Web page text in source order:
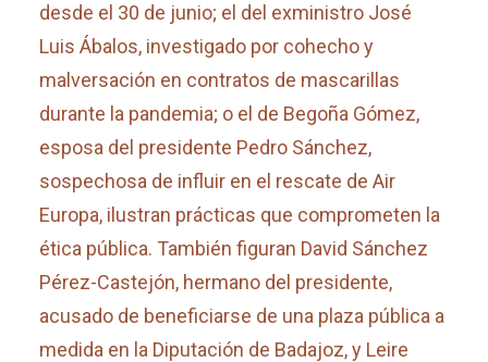
desde el 30 de junio; el del exministro José
Luis Ábalos, investigado por cohecho y
malversación en contratos de mascarillas
durante la pandemia; o el de Begoña Gómez,
esposa del presidente Pedro Sánchez,
sospechosa de influir en el rescate de Air
Europa, ilustran prácticas que comprometen la
ética pública. También figuran David Sánchez
Pérez-Castejón, hermano del presidente,
acusado de beneficiarse de una plaza pública a
medida en la Diputación de Badajoz, y Leire